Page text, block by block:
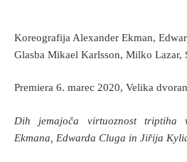
Koreografija Alexander Ekman,
Glasba Mikael Karlsson, Milko Lazar,
Premiera 6. marec 2020, Velika
Dih jemajoča virtuoznost triptiha
Ekmana, Edwarda Cluga in Jiřija